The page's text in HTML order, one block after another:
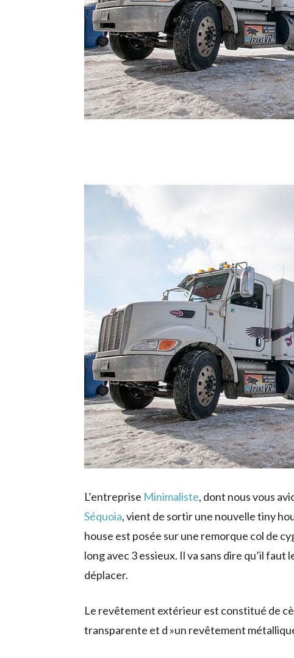
L’entreprise Minimaliste, dont nous vous
Séquoia, vient de sortir une nouvelle tiny
house est posée sur une remorque col de
long avec 3 essieux. Il va sans dire qu’il
déplacer.
Le revêtement extérieur est constitué de
transparente et d »un revêtement